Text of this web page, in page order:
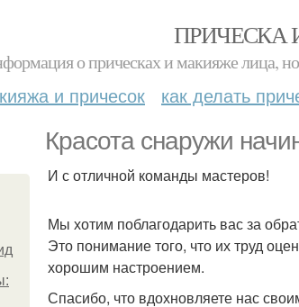
о прическах и макияже лица,
и причесок как делать
Красота снаружи
И с отличной команды мастеров!
Мы хотим поблагодарить вас за
Это понимание того, что их труд
хорошим настроением.
Спасибо, что вдохновляете нас